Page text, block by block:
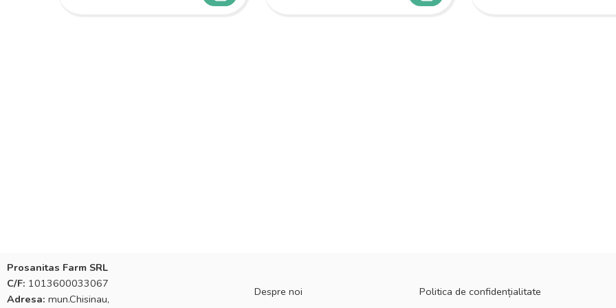
Prosanitas Farm SRL
C/F: 1013600033067
Adresa: mun.Chisinau,
Despre noi
Politica de confidențialitate